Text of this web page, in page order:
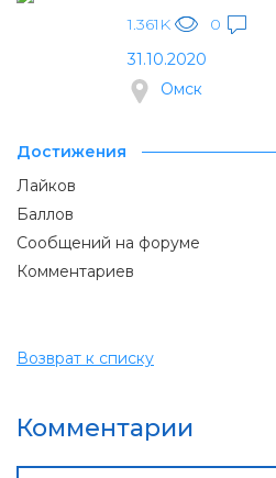
1.361K
0
31.10.2020
Омск
Достижения
Лайков
Баллов
Сообщений на форуме
Комментариев
Возврат к списку
Комментарии